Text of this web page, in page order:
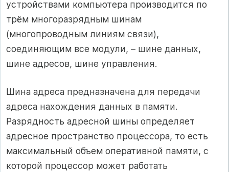
устройствами компьютера производится по
трём многоразрядным шинам
(многопроводным линиям связи),
соединяющим все модули, – шине данных,
шине адресов, шине управления.
Шина адреса предназначена для передачи
адреса нахождения данных в памяти.
Разрядность адресной шины определяет
адресное пространство процессора, то есть
максимальный объем оперативной памяти, с
которой процессор может работать